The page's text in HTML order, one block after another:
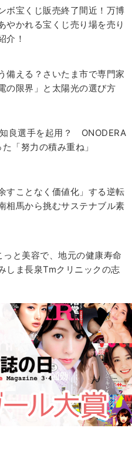
ボ宝くじ販売終了間近！万博
やかれる宝くじ売り場を売り
介！
備える？さいたま市で専門家
の限界」と太陽光の選び方
良選手を起用？ ONODERA
「努力の積み重ね」
すことなく価値化」する逆転
相馬から挑むサステナブル素
と美容で、地元の健康寿命
しま長泉Tmクリニックの志